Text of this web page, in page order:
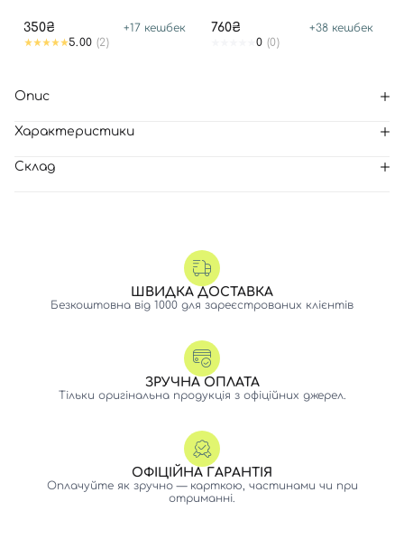
350₴ +17 кешбек
5.00 (2)
760₴ +38 кешбек
0 (0)
Опис
Характеристики
Склад
ШВИДКА ДОСТАВКА
Безкоштовна від 1000 для зареєстрованих клієнтів
ЗРУЧНА ОПЛАТА
Тільки оригінальна продукція з офіційних джерел.
ОФІЦІЙНА ГАРАНТІЯ
Оплачуйте як зручно — карткою, частинами чи при
отриманні.